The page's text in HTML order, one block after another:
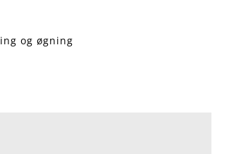
og øgning